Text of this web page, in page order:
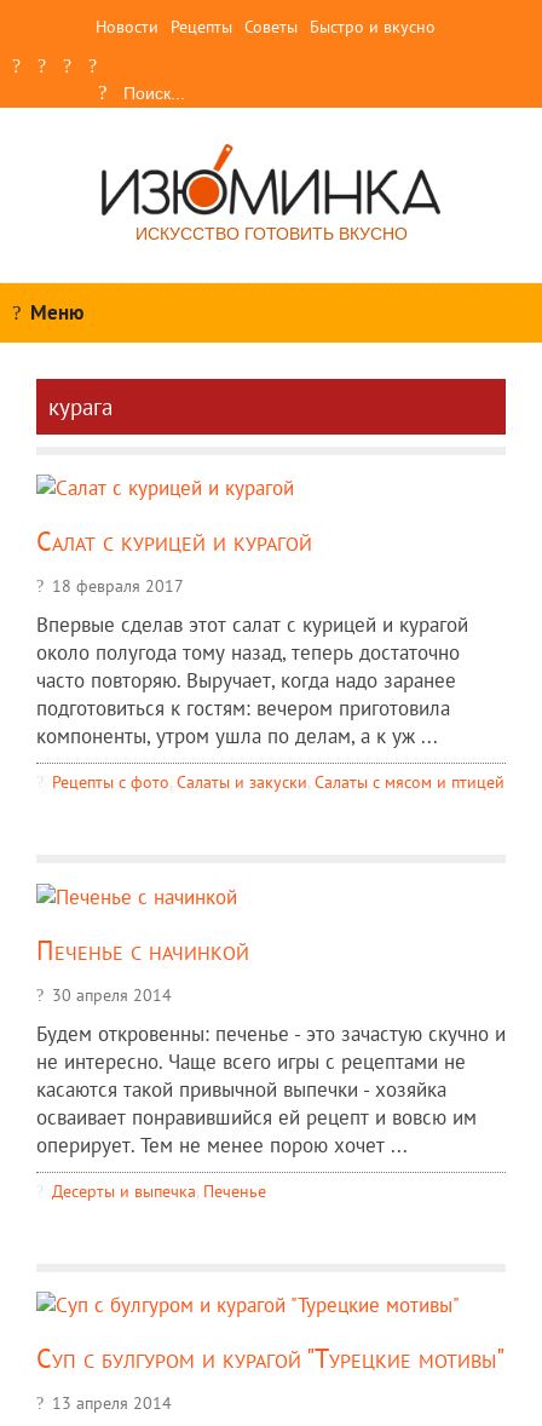
Новости Рецепты Советы Быстро и вкусно
ИСКУССТВО ГОТОВИТЬ ВКУСНО
Меню
курага
Салат с курицей и курагой
18 февраля 2017
Впервые сделав этот салат с курицей и курагой
около полугода тому назад, теперь достаточно
часто повторяю. Выручает, когда надо заранее
подготовиться к гостям: вечером приготовила
компоненты, утром ушла по делам, а к уж ...
Рецепты c фото, Салаты и закуски, Салаты с мясом и птицей
Печенье с начинкой
30 апреля 2014
Будем откровенны: печенье - это зачастую скучно и
не интересно. Чаще всего игры с рецептами не
касаются такой привычной выпечки - хозяйка
осваивает понравившийся ей рецепт и вовсю им
оперирует. Тем не менее порою хочет ...
Десерты и выпечка, Печенье
Суп с булгуром и курагой "Турецкие мотивы"
13 апреля 2014